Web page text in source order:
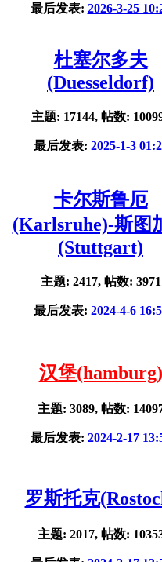
最后发表: 2026-3-25
杜塞尔多夫
(Duesseldorf)
主题: 17144, 帖数:
最后发表: 2025-1-3
卡尔斯鲁厄
(Karlsruhe)-斯图
(Stuttgart)
主题: 2417, 帖数: 3971
最后发表: 2024-4-6
汉堡(hamburg)
主题: 3089, 帖数:
最后发表: 2024-2-17
罗斯托克
主题: 2017, 帖数: